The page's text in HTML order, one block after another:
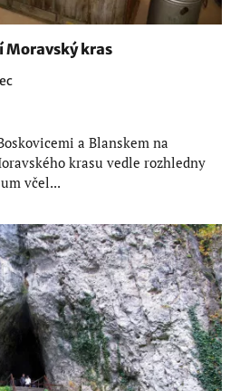
Moravský kras
a Blanskem na
krasu vedle rozhledny
včel...